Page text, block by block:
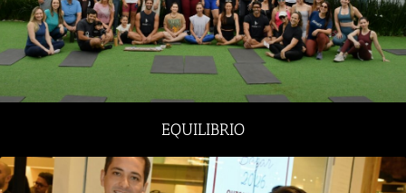
EQUILIBRIO